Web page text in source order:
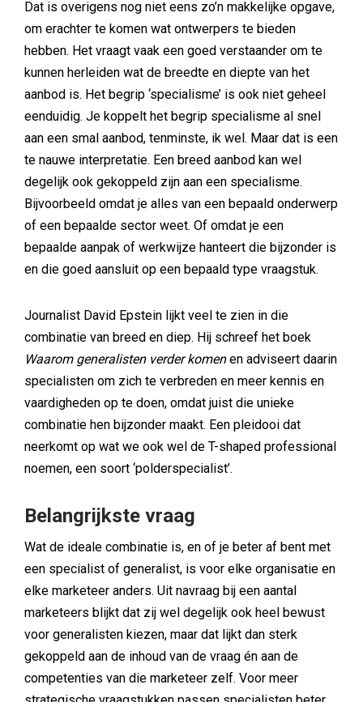
Dat is overigens nog niet eens zo’n makkelijke opgave,
om erachter te komen wat ontwerpers te bieden
hebben. Het vraagt vaak een goed verstaander om te
kunnen herleiden wat de breedte en diepte van het
aanbod is. Het begrip ‘specialisme’ is ook niet geheel
eenduidig. Je koppelt het begrip specialisme al snel
aan een smal aanbod, tenminste, ik wel. Maar dat is een
te nauwe interpretatie. Een breed aanbod kan wel
degelijk ook gekoppeld zijn aan een specialisme.
Bijvoorbeeld omdat je alles van een bepaald onderwerp
of een bepaalde sector weet. Of omdat je een
bepaalde aanpak of werkwijze hanteert die bijzonder is
en die goed aansluit op een bepaald type vraagstuk.
Journalist David Epstein lijkt veel te zien in die
combinatie van breed en diep. Hij schreef het boek
Waarom generalisten verder komenen adviseert daarin
specialisten om zich te verbreden en meer kennis en
vaardigheden op te doen, omdat juist die unieke
combinatie hen bijzonder maakt. Een pleidooi dat
neerkomt op wat we ook wel de T-shaped professional
noemen, een soort ‘polderspecialist’.
Belangrijkste vraag
Wat de ideale combinatie is, en of je beter af bent met
een specialist of generalist, is voor elke organisatie en
elke marketeer anders. Uit navraag bij een aantal
marketeers blijkt dat zij wel degelijk ook heel bewust
voor generalisten kiezen, maar dat lijkt dan sterk
gekoppeld aan de inhoud van de vraag én aan de
competenties van die marketeer zelf. Voor meer